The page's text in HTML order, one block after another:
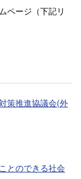
ページ（下記リ
策推進協議会(外
とのできる社会